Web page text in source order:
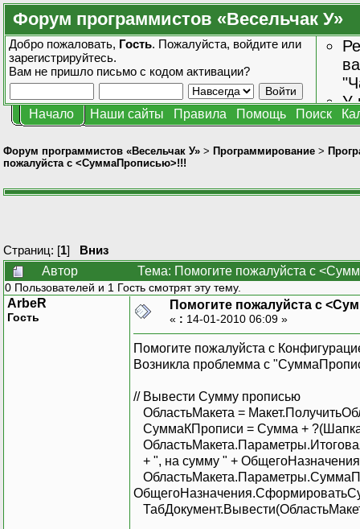
Форум программистов «Весельчак У»
Добро пожаловать, Гость. Пожалуйста, войдите или
зарегистрируйтесь.
Вам не пришло письмо с кодом активации?
У
Начало Наши сайты Правила Помощь Поиск
Форум программистов «Весельчак У» > Программирование >
пожалуйста с <СуммаПрописью>!!!
Страниц: [1] Вниз
Автор
Тема: Помогите пожалуйста с
0 Пользователей и 1 Гость смотрят эту тему.
ArbeR
Гость
Помогите пожалуйста с
« : 14-01-2010 06:09 »
Помогите пожалуйста с
Возникла проблемма с
// Вывести Сумму прописью
ОбластьМакета =
СуммаКПрописи = Сумма +
+ ", на сумму " +